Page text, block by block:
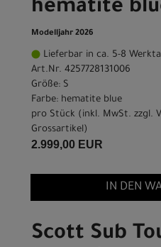
hematite
Modelljahr 2026
Lieferbar in ca. 5-8
Art.Nr. 4257728131006
Größe: S
Farbe: hematite blue
pro Stück (inkl. MwSt. zzgl.
Grossartikel)
2.999,00 EUR
IN DEN
Scott Sub